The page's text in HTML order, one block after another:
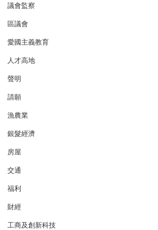
議會監察
區議會
愛國主義教育
人才高地
聲明
請願
漁農業
銀髮經濟
房屋
交通
福利
財經
工商及創新科技